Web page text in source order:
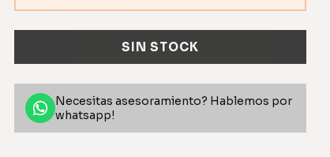
Necesitas asesoramiento? Hablemos por
whatsapp!